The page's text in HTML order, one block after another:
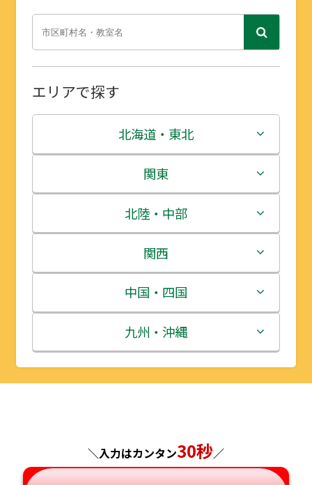
エリアで探す
北海道・東北
北海道
青森県
岩手県
宮城県
秋田県
山形県
関東
茨城県
栃木県
群馬県
埼玉県
千葉県
神奈川県
北陸・中部
新潟県
富山県
石川県
福井県
長野県
関西
三重県
滋賀県
京都府
兵庫県
中国・四国
鳥取県
島根県
広島県
九州・沖縄
福岡県
長崎県
＼入力はカンタン30秒／